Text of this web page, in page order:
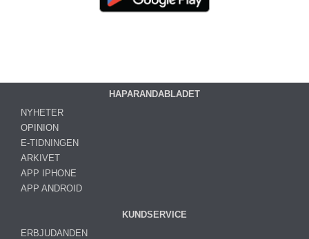
HAPARANDABLADET
NYHETER
OPINION
E-TIDNINGEN
ARKIVET
APP IPHONE
APP ANDROID
KUNDSERVICE
ERBJUDANDEN